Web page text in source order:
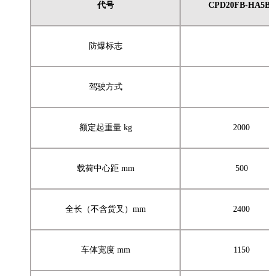
代号 CPD20FB-
防爆标志
驾驶方式
额定起重量 kg 2000
载荷中心距 mm 500
全长（不含货叉）mm 2400
车体宽度 mm 1150